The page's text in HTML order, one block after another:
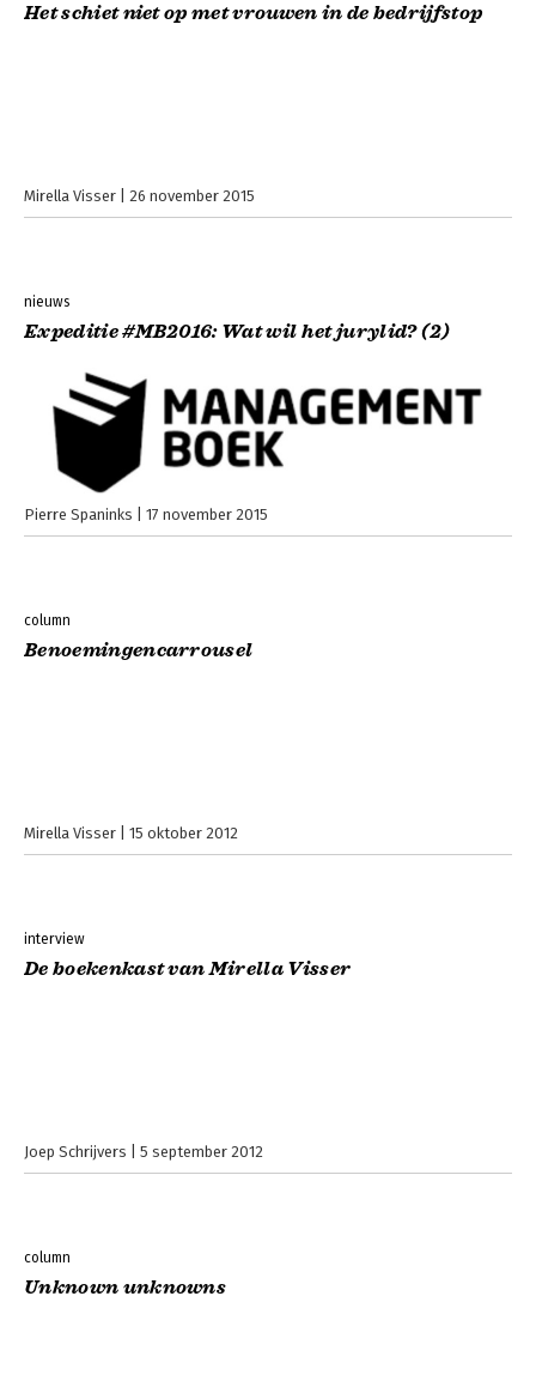
Het schiet niet op met vrouwen in de bedrijfstop
Mirella Visser 26 november 2015
nieuws
Expeditie #MB2016: Wat wil het jurylid? (2)
Pierre Spaninks 17 november 2015
column
Benoemingencarrousel
Mirella Visser 15 oktober 2012
interview
De boekenkast van Mirella Visser
Joep Schrijvers 5 september 2012
column
Unknown unknowns